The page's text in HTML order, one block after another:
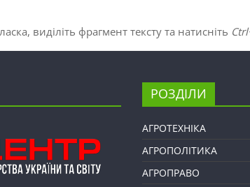
виділіть фрагмент тексту та натисніть
РОЗДІЛИ
АГРОТЕХНІКА
АГРОПОЛІТИКА
АГРОПРАВО